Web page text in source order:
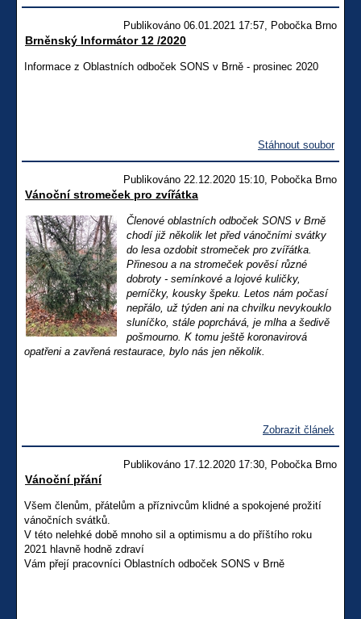
Publikováno 06.01.2021 17:57, Pobočka Brno
Brněnský Informátor 12 /2020
Informace z Oblastních odboček SONS v Brně - prosinec 2020
Stáhnout soubor
Publikováno 22.12.2020 15:10, Pobočka Brno
Vánoční stromeček pro zvířátka
Členové oblastních odboček SONS v Brně
chodí již několik let před vánočními svátky
do lesa ozdobit stromeček pro zvířátka.
Přinesou a na stromeček pověsí různé
dobroty - semínkové a lojové kuličky,
perníčky, kousky špeku. Letos nám počasí
nepřálo, už týden ani na chvilku nevykouklo
sluníčko, stále poprchává, je mlha a šedivě
pošmourno. K tomu ještě koronavirová
opatřeni a zavřená restaurace, bylo nás jen několik.
Zobrazit článek
Publikováno 17.12.2020 17:30, Pobočka Brno
Vánoční přání
Všem členům, přátelům a příznivcům klidné a spokojené prožití
vánočních svátků.
V této nelehké době mnoho sil a optimismu a do příštího roku
2021 hlavně hodně zdraví
Vám přejí pracovníci Oblastních odboček SONS v Brně